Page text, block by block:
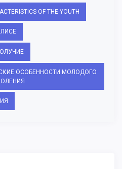
OF THE YOUTH
ОСОБЕННОСТИ МОЛОДОГО